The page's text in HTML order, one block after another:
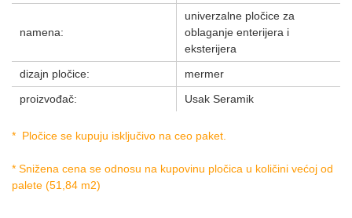
namena:
univerzalne pločice za
oblaganje enterijera i
eksterijera
dizajn pločice:
mermer
proizvođač:
Usak Seramik
* Pločice se kupuju isključivo na ceo paket.
* Snižena cena se odnosu na kupovinu pločica u količini većoj od
palete (51,84 m2)